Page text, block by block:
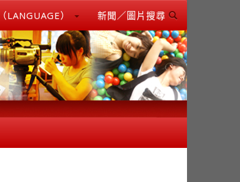
LANGUAGE） 新聞／圖片搜尋